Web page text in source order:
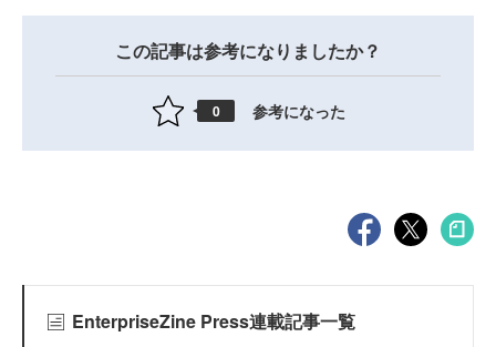
この記事は参考になりましたか？
0 参考になった
EnterpriseZine Press連載記事一覧